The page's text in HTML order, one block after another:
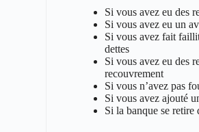
Si vous avez eu des
Si vous avez eu un
Si vous avez fait
dettes
Si vous avez eu des
recouvrement
Si vous n’avez pas
Si vous avez ajouté
Si la banque se retire